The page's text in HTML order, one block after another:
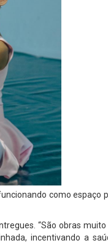
como espaço
“São obras
incentivando a